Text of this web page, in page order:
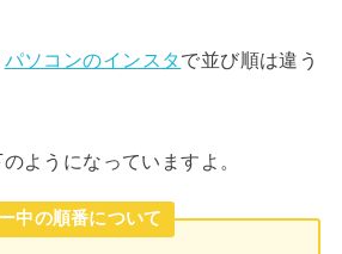
パソコンのインスタで並び順は違う
ようになっていますよ。
中の順番について